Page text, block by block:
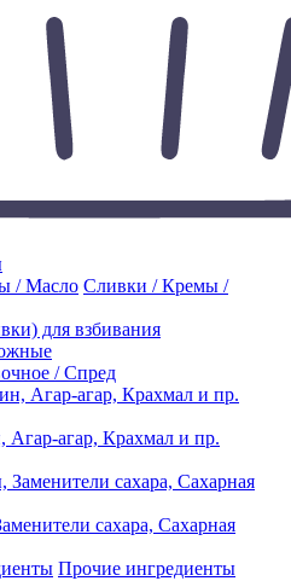
Сливки / Кремы /
для взбивания
/ Спред
Агар-агар, Крахмал и пр.
сахара, Сахарная
Прочие ингредиенты